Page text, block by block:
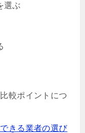
選ぶ
較ポイントにつ
きる業者の選び